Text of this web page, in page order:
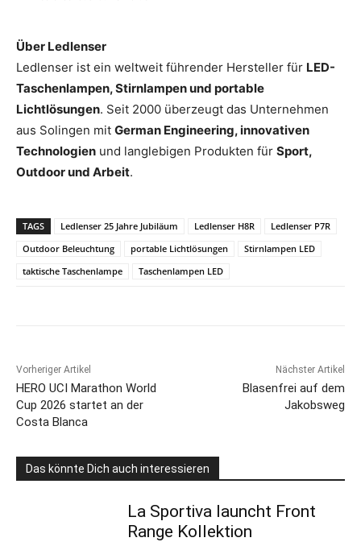
Über Ledlenser
Ledlenser ist ein weltweit führender Hersteller für LED-
Taschenlampen, Stirnlampen und portable
Lichtlösungen. Seit 2000 überzeugt das Unternehmen
aus Solingen mit German Engineering, innovativen
Technologien und langlebigen Produkten für Sport,
Outdoor und Arbeit.
TAGS Ledlenser 25 Jahre Jubiläum Ledlenser H8R
Ledlenser P7R
Outdoor Beleuchtung
portable Lichtlösungen
Stirnlampen LED
taktische Taschenlampe
Taschenlampen LED
Vorheriger Artikel
HERO UCI Marathon World
Cup 2026 startet an der
Costa Blanca
Nächster Artikel
Blasenfrei auf dem
Jakobsweg
Das könnte Dich auch interessieren
La Sportiva launcht Front
Range Kollektion